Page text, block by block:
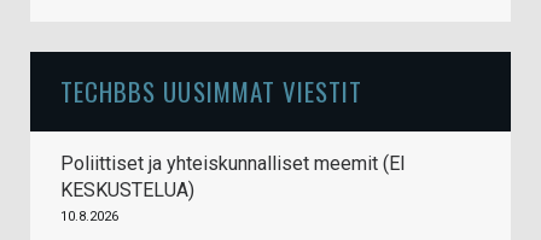
TECHBBS UUSIMMAT VIESTIT
Poliittiset ja yhteiskunnalliset meemit (EI
KESKUSTELUA)
10.8.2026